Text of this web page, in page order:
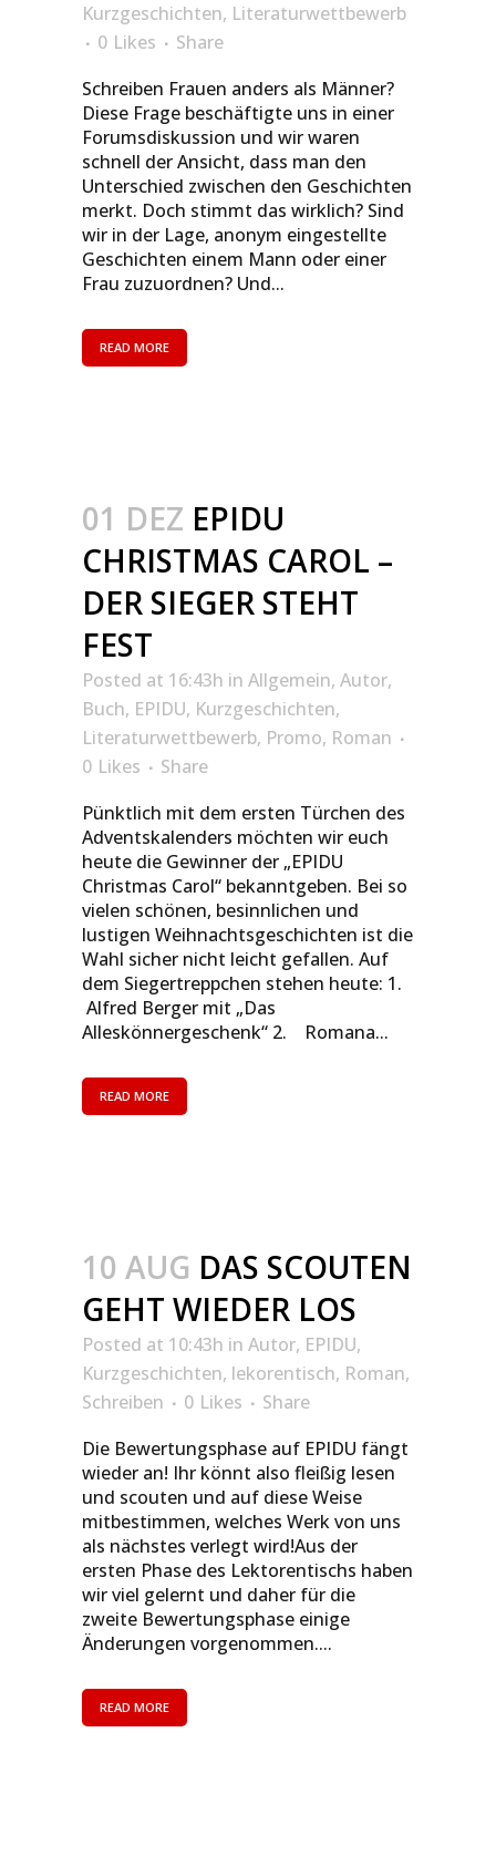
Kurzgeschichten, Literaturwettbewerb
0 Likes
Share
Schreiben Frauen anders als Männer?
Diese Frage beschäftigte uns in einer
Forumsdiskussion und wir waren
schnell der Ansicht, dass man den
Unterschied zwischen den Geschichten
merkt. Doch stimmt das wirklich? Sind
wir in der Lage, anonym eingestellte
Geschichten einem Mann oder einer
Frau zuzuordnen? Und...
READ MORE
01 DEZ EPIDU
CHRISTMAS CAROL –
DER SIEGER STEHT
FEST
Posted at 16:43h in Allgemein, Autor,
Buch, EPIDU, Kurzgeschichten,
Literaturwettbewerb, Promo, Roman
0 Likes
Share
Pünktlich mit dem ersten Türchen des
Adventskalenders möchten wir euch
heute die Gewinner der „EPIDU
Christmas Carol“ bekanntgeben. Bei so
vielen schönen, besinnlichen und
lustigen Weihnachtsgeschichten ist die
Wahl sicher nicht leicht gefallen. Auf
dem Siegertreppchen stehen heute: 1.
Alfred Berger mit „Das
Alleskönnergeschenk“ 2. Romana...
READ MORE
10 AUG DAS SCOUTEN
GEHT WIEDER LOS
Posted at 10:43h in Autor, EPIDU,
Kurzgeschichten, lekorentisch, Roman,
Schreiben
0 Likes
Share
Die Bewertungsphase auf EPIDU fängt
wieder an! Ihr könnt also fleißig lesen
und scouten und auf diese Weise
mitbestimmen, welches Werk von uns
als nächstes verlegt wird!Aus der
ersten Phase des Lektorentischs haben
wir viel gelernt und daher für die
zweite Bewertungsphase einige
Änderungen vorgenommen....
READ MORE